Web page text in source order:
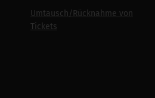
Umtausch/Rücknahme von
Tickets